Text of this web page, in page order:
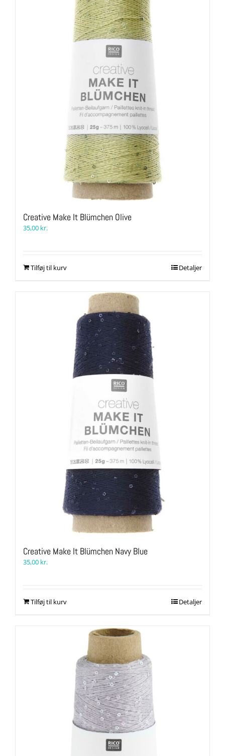
Creative Make It Blümchen Olive
35,00 kr.
Tilføj til kurv Detaljer
Creative Make It Blümchen Navy Blue
35,00 kr.
Tilføj til kurv Detaljer